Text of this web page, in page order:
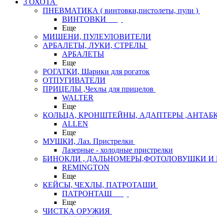
3 ОХОТА
ПНЕВМАТИКА ( винтовки,пистолеты, пули )
ВИНТОВКИ
Еще
МИШЕНИ, ПУЛЕУЛОВИТЕЛИ
АРБАЛЕТЫ, ЛУКИ, СТРЕЛЫ
АРБАЛЕТЫ
Еще
РОГАТКИ, Шарики для рогаток
ОТПУГИВАТЕЛИ
ПРИЦЕЛЫ ,Чехлы для прицелов
WALTER
Еще
КОЛЬЦА, КРОНШТЕЙНЫ, АДАПТЕРЫ
ALLEN
Еще
МУШКИ, Лаз. Пристрелки
Лазерные - холодные пристрелки
БИНОКЛИ , ДАЛЬНОМЕРЫ,ФОТОЛОВУШКИ И
REMINGTON
Еще
КЕЙСЫ, ЧЕХЛЫ, ПАТРОТАШИ
ПАТРОНТАШ
Еще
ЧИСТКА ОРУЖИЯ